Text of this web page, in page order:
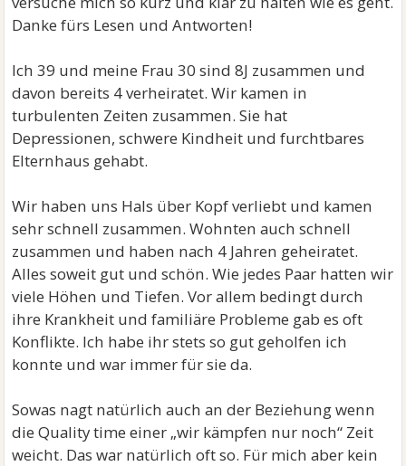
Danke fürs Lesen und Antworten!
Ich 39 und meine Frau 30 sind 8J zusammen und
davon bereits 4 verheiratet. Wir kamen in
turbulenten Zeiten zusammen. Sie hat
Depressionen, schwere Kindheit und furchtbares
Elternhaus gehabt.
Wir haben uns Hals über Kopf verliebt und kamen
sehr schnell zusammen. Wohnten auch schnell
zusammen und haben nach 4 Jahren geheiratet.
Alles soweit gut und schön. Wie jedes Paar hatten wir
viele Höhen und Tiefen. Vor allem bedingt durch
ihre Krankheit und familiäre Probleme gab es oft
Konflikte. Ich habe ihr stets so gut geholfen ich
konnte und war immer für sie da.
Sowas nagt natürlich auch an der Beziehung wenn
die Quality time einer „wir kämpfen nur noch“ Zeit
weicht. Das war natürlich oft so. Für mich aber kein